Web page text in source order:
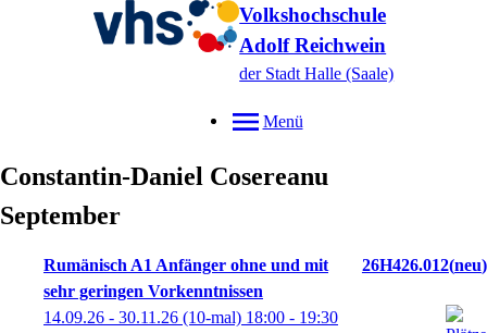
Volkshochschule
Adolf Reichwein
der Stadt Halle (Saale)
Menü
Constantin-Daniel Cosereanu
September
Rumänisch A1 Anfänger ohne und mit
sehr geringen Vorkenntnissen
26H426.012 neu
14.09.26 - 30.11.26 (10-mal) 18:00 - 19:30